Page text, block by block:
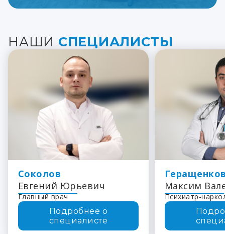
НАШИ СПЕЦИАЛИСТЫ
Соколов
Евгений Юрьевич
Главный врач
Подробнее о
специалисте
Максим
Психиатр-